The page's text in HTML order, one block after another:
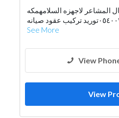
المشاعر لاجهزه السلامهمكه
See More
View
View